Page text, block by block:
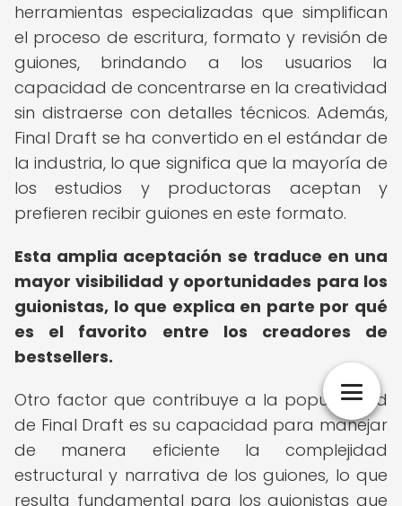
herramientas especializadas que simplifican
el proceso de escritura, formato y revisión de
guiones, brindando a los usuarios la
capacidad de concentrarse en la creatividad
sin distraerse con detalles técnicos. Además,
Final Draft se ha convertido en el estándar de
la industria, lo que significa que la mayoría de
los estudios y productoras aceptan y
prefieren recibir guiones en este formato.
Esta amplia aceptación se traduce en una
mayor visibilidad y oportunidades para los
guionistas, lo que explica en parte por qué
es el favorito entre los creadores de
bestsellers.
Otro factor que contribuye a la popularidad
de Final Draft es su capacidad para manejar
de manera eficiente la complejidad
estructural y narrativa de los guiones, lo que
resulta fundamental para los guionistas que